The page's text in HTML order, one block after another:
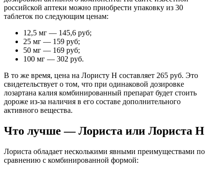
российской аптеки можно приобрести упаковку из 30
таблеток по следующим ценам:
12,5 мг — 145,6 руб;
25 мг — 159 руб;
50 мг — 169 руб;
100 мг — 302 руб.
В то же время, цена на Лористу Н составляет 265 руб. Это
свидетельствует о том, что при одинаковой дозировке
лозартана калия комбинированный препарат будет стоить
дороже из-за наличия в его составе дополнительного
активного вещества.
Что лучше — Лориста или Лориста Н
Лориста обладает несколькими явными преимуществами по
сравнению с комбинированной формой: